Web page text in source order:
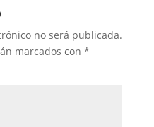
no será publicada.
marcados con *